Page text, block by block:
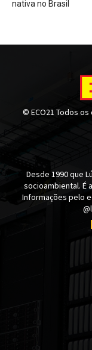
nativa no Brasil
© ECO21 Todos
Desde 1990 que
socioambiental. É
Informações pelo